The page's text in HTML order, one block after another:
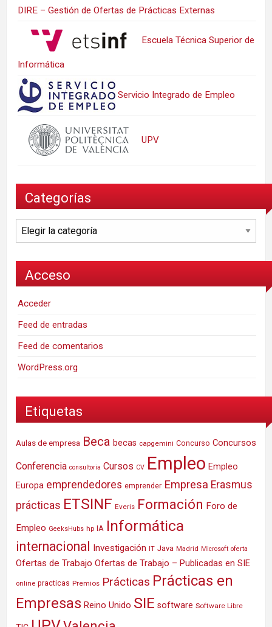
DIRE – Gestión de Ofertas de Prácticas Externas
Escuela Técnica Superior de
Informática
Servicio Integrado de Empleo
UPV
Categorías
Categorías
Acceso
Acceder
Feed de entradas
Feed de comentarios
WordPress.org
Etiquetas
Aulas de empresa Beca becas capgemini Concurso Concursos
Conferencia consultoria Cursos CV Empleo Empleo
Europa emprendedores emprender Empresa Erasmus
prácticas ETSINF Everis Formación Foro de
Empleo GeeksHubs hp IA Informática
internacional Investigación IT Java Madrid Microsoft oferta
Ofertas de Trabajo Ofertas de Trabajo – Publicadas en SIE
online practicas Premios Prácticas Prácticas en
Empresas Reino Unido SIE software Software Libre